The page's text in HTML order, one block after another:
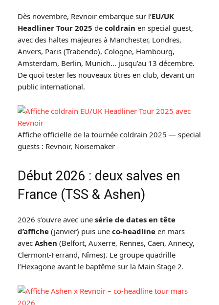
Dès novembre, Revnoir embarque sur l’EU/UK
Headliner Tour 2025 de coldrain en special guest,
avec des haltes majeures à Manchester, Londres,
Anvers, Paris (Trabendo), Cologne, Hambourg,
Amsterdam, Berlin, Munich… jusqu’au 13 décembre.
De quoi tester les nouveaux titres en club, devant un
public international.
Affiche officielle de la tournée coldrain 2025 — special
guests : Revnoir, Noisemaker
Début 2026 : deux salves en
France (TSS & Ashen)
2026 s’ouvre avec une série de dates en tête
d’affiche (janvier) puis une co-headline en mars
avec Ashen (Belfort, Auxerre, Rennes, Caen, Annecy,
Clermont-Ferrand, Nîmes). Le groupe quadrille
l’Hexagone avant le baptême sur la Main Stage 2.